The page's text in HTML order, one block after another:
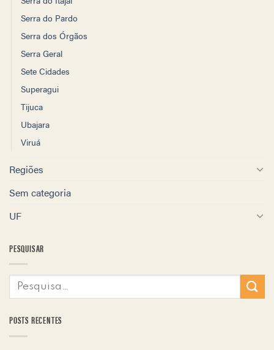
Serra do Pardo
Serra dos Órgãos
Serra Geral
Sete Cidades
Superagui
Tijuca
Ubajara
Viruá
Regiões
Sem categoria
UF
PESQUISAR
POSTS RECENTES